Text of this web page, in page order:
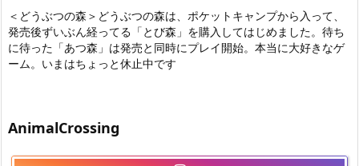
＜どうぶつの森＞どうぶつの森は、ポケットキャンプから入って、
発売後ずいぶん経ってる「とび森」を購入してはじめました。待ち
に待った「あつ森」は発売と同時にプレイ開始。本当に大好きなゲ
ーム。いまはちょっと休止中です
AnimalCrossing